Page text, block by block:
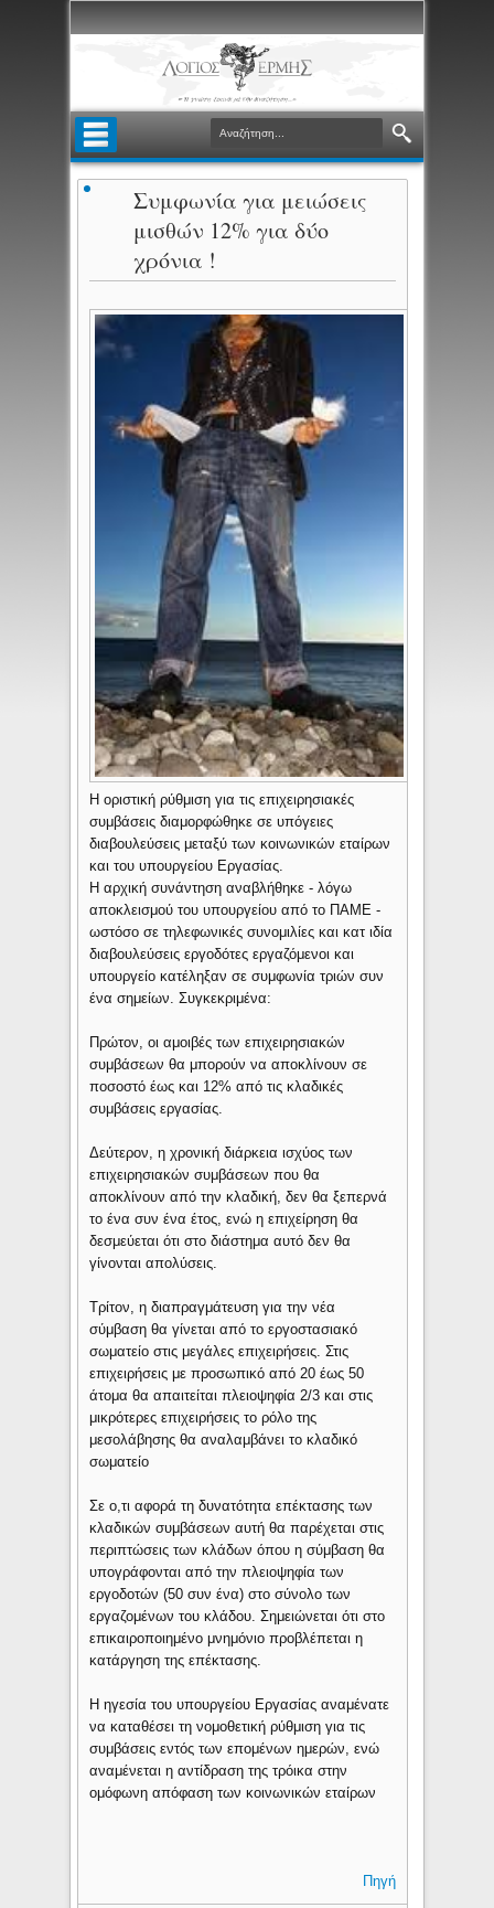
Συμφωνία για μειώσεις
μισθών 12% για δύο
χρόνια !
Η οριστική ρύθμιση για τις επιχειρησιακές
συμβάσεις διαμορφώθηκε σε υπόγειες
διαβουλεύσεις μεταξύ των κοινωνικών εταίρων
και του υπουργείου Εργασίας.
Η αρχική συνάντηση αναβλήθηκε - λόγω
αποκλεισμού του υπουργείου από το ΠΑΜΕ -
ωστόσο σε τηλεφωνικές συνομιλίες και κατ ιδία
διαβουλεύσεις εργοδότες εργαζόμενοι και
υπουργείο κατέληξαν σε συμφωνία τριών συν
ένα σημείων. Συγκεκριμένα:
Πρώτον, οι αμοιβές των επιχειρησιακών
συμβάσεων θα μπορούν να αποκλίνουν σε
ποσοστό έως και 12% από τις κλαδικές
συμβάσεις εργασίας.
Δεύτερον, η χρονική διάρκεια ισχύος των
επιχειρησιακών συμβάσεων που θα
αποκλίνουν από την κλαδική, δεν θα ξεπερνά
το ένα συν ένα έτος, ενώ η επιχείρηση θα
δεσμεύεται ότι στο διάστημα αυτό δεν θα
γίνονται απολύσεις.
Τρίτον, η διαπραγμάτευση για την νέα
σύμβαση θα γίνεται από το εργοστασιακό
σωματείο στις μεγάλες επιχειρήσεις. Στις
επιχειρήσεις με προσωπικό από 20 έως 50
άτομα θα απαιτείται πλειοψηφία 2/3 και στις
μικρότερες επιχειρήσεις το ρόλο της
μεσολάβησης θα αναλαμβάνει το κλαδικό
σωματείο
Σε ο,τι αφορά τη δυνατότητα επέκτασης των
κλαδικών συμβάσεων αυτή θα παρέχεται στις
περιπτώσεις των κλάδων όπου η σύμβαση θα
υπογράφονται από την πλειοψηφία των
εργοδοτών (50 συν ένα) στο σύνολο των
εργαζομένων του κλάδου. Σημειώνεται ότι στο
επικαιροποιημένο μνημόνιο προβλέπεται η
κατάργηση της επέκτασης.
Η ηγεσία του υπουργείου Εργασίας αναμένατε
να καταθέσει τη νομοθετική ρύθμιση για τις
συμβάσεις εντός των επομένων ημερών, ενώ
αναμένεται η αντίδραση της τρόικα στην
ομόφωνη απόφαση των κοινωνικών εταίρων
Πηγή